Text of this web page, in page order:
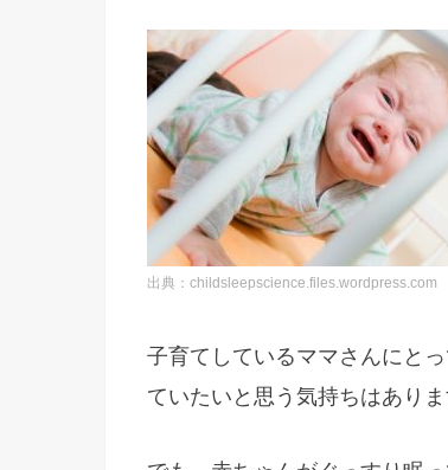
出典：childsleepscience.files.wordpress.com
子育てしているママさんにと
ていたいと思う気持ちはありま